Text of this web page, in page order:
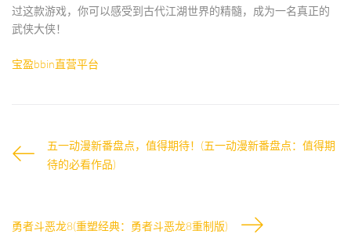
过这款游戏，你可以感受到古代江湖世界的精髓，成为一名真正的
武侠大侠！
宝盈bbin直营平台
五一动漫新番盘点，值得期待！(五一动漫新番盘点：值得期
待的必看作品)
勇者斗恶龙8(重塑经典：勇者斗恶龙8重制版)